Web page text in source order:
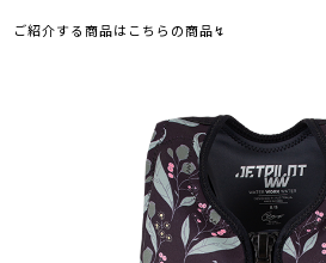
ご紹介する商品はこちらの商品↯